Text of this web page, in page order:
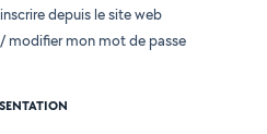
depuis le site web
modifier mon mot de passe